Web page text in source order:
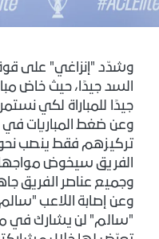
وشدّد "إنزاغي" على قوة
السد جيدًا، حيث خاض
جيدًا للمباراة لكي
وعن ضغط المباريات في
تركيزهم فقط ينصب
الفريق سيخوض
وجميع عناصر الفريق
وعن إصابة اللاعب
"سالم" لن يشارك في